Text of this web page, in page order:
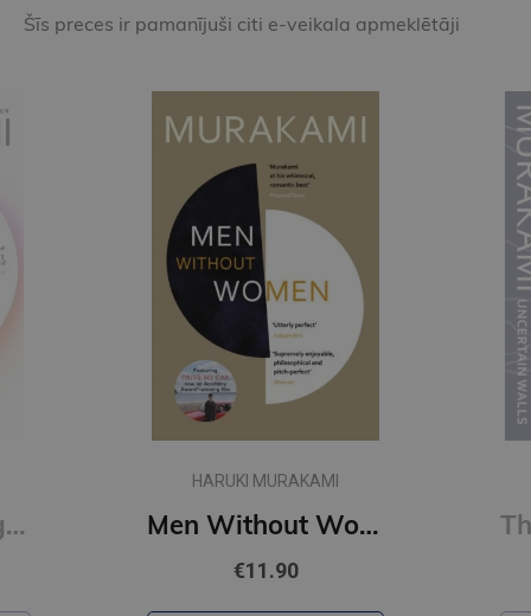
Šīs preces ir pamanījuši citi e-veikala apmeklētāji
First Person Singular : mind-bending new collection of short stories
HARUKI MURAKAMI
Men Without Women
€11.90